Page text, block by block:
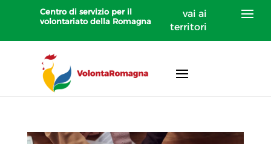
Centro di servizio per il
volontariato della Romagna
vai ai
territori